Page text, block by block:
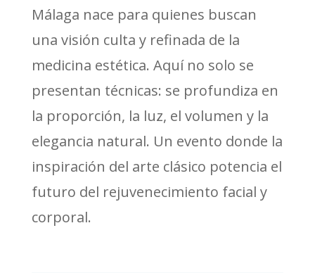
Málaga nace para quienes buscan
una visión culta y refinada de la
medicina estética. Aquí no solo se
presentan técnicas: se profundiza en
la proporción, la luz, el volumen y la
elegancia natural. Un evento donde la
inspiración del arte clásico potencia el
futuro del rejuvenecimiento facial y
corporal.